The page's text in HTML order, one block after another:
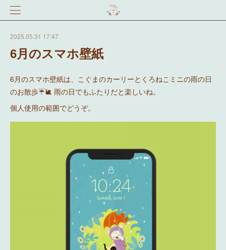
2025.05.31 17:47
6月のスマホ壁紙
6月のスマホ壁紙は、こぐまのカーリーとくろねこミニの雨の日
のお散歩☔️🐌 雨の日でもふたりだと楽しいね。
個人使用の範囲でどうぞ。